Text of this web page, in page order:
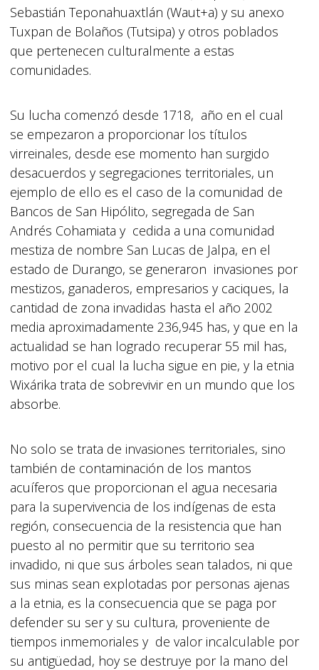
Sebastián Teponahuaxtlán (Waut+a) y su anexo
Tuxpan de Bolaños (Tutsipa) y otros poblados
que pertenecen culturalmente a estas
comunidades.
Su lucha comenzó desde 1718, año en el cual
se empezaron a proporcionar los títulos
virreinales, desde ese momento han surgido
desacuerdos y segregaciones territoriales, un
ejemplo de ello es el caso de la comunidad de
Bancos de San Hipólito, segregada de San
Andrés Cohamiata y cedida a una comunidad
mestiza de nombre San Lucas de Jalpa, en el
estado de Durango, se generaron invasiones por
mestizos, ganaderos, empresarios y caciques, la
cantidad de zona invadidas hasta el año 2002
media aproximadamente 236,945 has, y que en la
actualidad se han logrado recuperar 55 mil has,
motivo por el cual la lucha sigue en pie, y la etnia
Wixárika trata de sobrevivir en un mundo que los
absorbe.
No solo se trata de invasiones territoriales, sino
también de contaminación de los mantos
acuíferos que proporcionan el agua necesaria
para la supervivencia de los indígenas de esta
región, consecuencia de la resistencia que han
puesto al no permitir que su territorio sea
invadido, ni que sus árboles sean talados, ni que
sus minas sean explotadas por personas ajenas
a la etnia, es la consecuencia que se paga por
defender su ser y su cultura, proveniente de
tiempos inmemoriales y de valor incalculable por
su antigüedad, hoy se destruye por la mano del